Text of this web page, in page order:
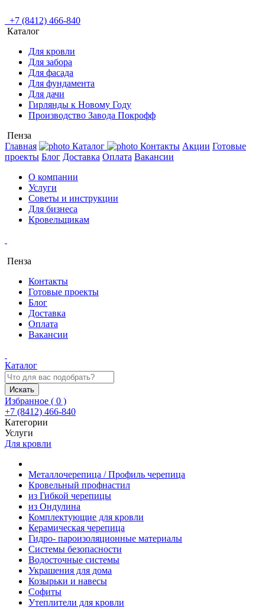
+7 (8412) 466-840
Каталог
Для кровли
Для забора
Для фасада
Для фундамента
Для дачи
Гирлянды к Новому Году
Производство Завода Покрофф
Пенза
Главная
Каталог Контакты Акции Готовые
проекты Блог Доставка Оплата Вакансии
О компании
Услуги
Советы и инструкции
Для бизнеса
Кровельщикам
Пенза
Контакты
Готовые проекты
Блог
Доставка
Оплата
Вакансии
Каталог
Искать
Избранное ( 0 )
+7 (8412) 466-840
Категории
Услуги
Для кровли
Металлочерепица / Профиль черепица
Кровельный профнастил
из Гибкой черепицы
из Ондулина
Комплектующие для кровли
Керамическая черепица
Гидро- пароизоляционные материалы
Системы безопасности
Водосточные системы
Украшения для дома
Козырьки и навесы
Софиты
Утеплители для кровли